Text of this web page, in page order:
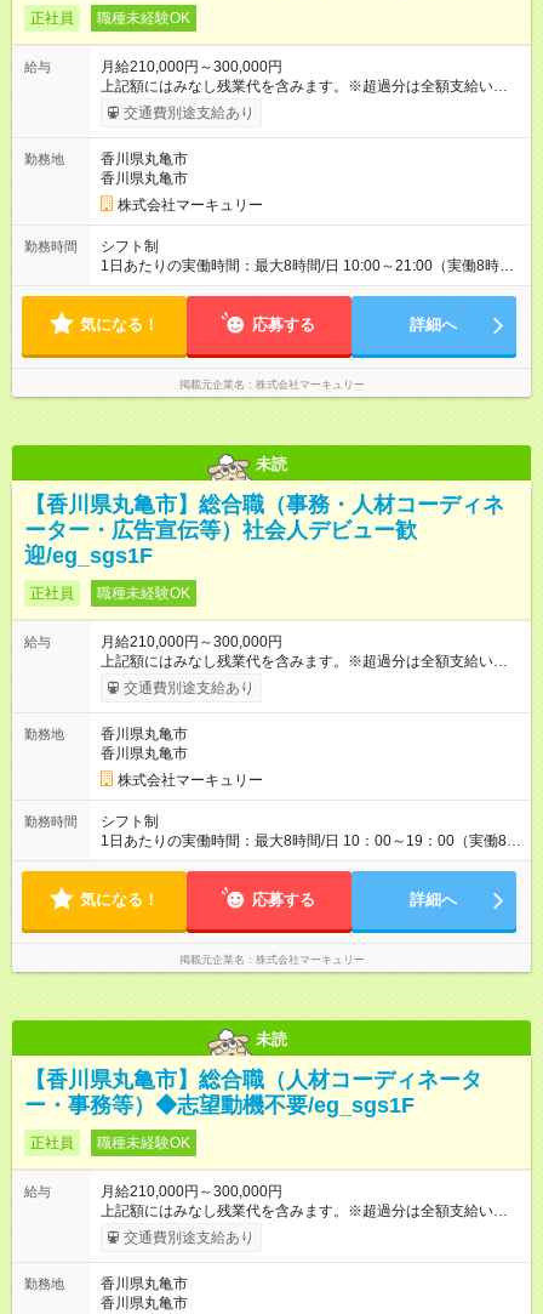
正社員 職種未経験OK
給与
月給210,000円～300,000円
上記額にはみなし残業代を含みます。※超過分は全額支給いたし
ます。 みなし残業代 14,543円 以上／月 みなし残業時間 10時間
／月 ※能力やスキルを考慮の上、当社規程により決定します。
ます。超過分は全額支給します。 ＜1人ひとりの成長・頑張りを
評価＞ 毎年半期ごとに 評価制度を実施しています。 ビジネスマ
ナーやコンプライアンスなどの 項目ごとに目標を設定。 多くの
社員が目標を達成した上で、 ベースアップも叶えています。 1
人ひとりの成長や頑張りに対しても しっかり還元をしていく制
度が確立しています！ （※2022年度実績／平均昇給額：5000
態、給与は本採用時と同じです。
交通費別途支給あり
勤務地
香川県丸亀市
香川県丸亀市
株式会社マーキュリー
勤務時間
シフト制
1日あたりの実働時間：最大8時間/日 10:00～21:00（実働8時間
／休憩1時間） ※週5日勤務となります。 ※時間帯は勤務地によ
えられます！ 平均残業時間は月7.9時間と、 業界全体を通じても
ートの予定も調整しやすいです◎
気になる！ 応募する 詳細へ
掲載元企業名 株式会社マーキュリー
未読
【香川県丸亀市】総合職（事務・人材コーディネ
ーター・広告宣伝等）社会人デビュー歓
迎/eg_sgs1F
正社員 職種未経験OK
給与
月給210,000円～300,000円
上記額にはみなし残業代を含みます。※超過分は全額支給いたし
ます。 みなし残業代 14,543円 以上／月 みなし残業時間 10時間
／月 ※能力やスキルを考慮の上、当社規程により決定します。
ます。超過分は全額支給します。 ＜1人ひとりの成長・頑張りを
評価＞ 毎年半期ごとに 評価制度を実施しています。 ビジネスマ
ナーやコンプライアンスなどの 項目ごとに目標を設定。 多くの
社員が目標を達成した上で、 ベースアップも叶えています。 1
人ひとりの成長や頑張りに対しても しっかり還元をしていく制
度が確立しています！ （※2022年度実績／平均昇給額：5000
態、給与は本採用時と同じです。
交通費別途支給あり
勤務地
香川県丸亀市
香川県丸亀市
株式会社マーキュリー
勤務時間
シフト制
1日あたりの実働時間：最大8時間/日 10：00～19：00（実働8時
間／休憩1時間） ※勤務地により、異なる場合あり ＼残業は月平
おり、より働きやすい環境になるよう「働き方改革」を推進中
していきたい方、ぜひご応募ください♪
気になる！ 応募する 詳細へ
掲載元企業名 株式会社マーキュリー
未読
【香川県丸亀市】総合職（人材コーディネータ
ー・事務等）◆志望動機不要/eg_sgs1F
正社員 職種未経験OK
給与
月給210,000円～300,000円
上記額にはみなし残業代を含みます。※超過分は全額支給いたし
ます。 みなし残業代 14,543円 以上／月 みなし残業時間 10時間
／月 ※能力やスキルを考慮の上、当社規程により決定します。
ます。超過分は全額支給します。 ＜1人ひとりの成長・頑張りを
評価＞ 毎年半期ごとに 評価制度を実施しています。 ビジネスマ
交通費別途支給あり
勤務地
香川県丸亀市
香川県丸亀市